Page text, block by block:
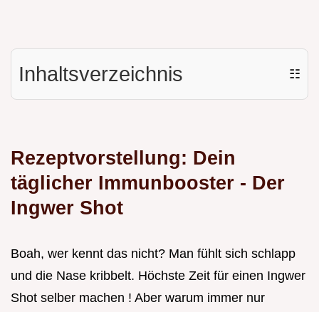
Inhaltsverzeichnis ☷
Rezeptvorstellung: Dein
täglicher Immunbooster - Der
Ingwer Shot
Boah, wer kennt das nicht? Man fühlt sich schlapp
und die Nase kribbelt. Höchste Zeit für einen Ingwer
Shot selber machen ! Aber warum immer nur